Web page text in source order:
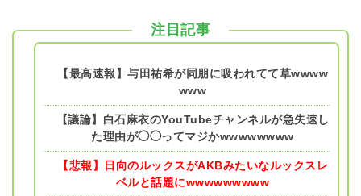
注目記事
【最高速報】与田祐希が同朋に吸われてて草wwww
www
【議論】白石麻衣のYouTubeチャンネルが急失速し
た理由が◯◯ってマジかwwwwwwww
【悲報】日向のルックスがAKBみたいなルックスレ
ベルと話題にwwwwwwwww